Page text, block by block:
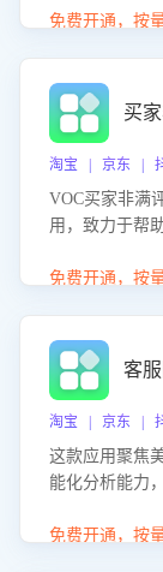
别客户情绪、
能力，阻断差
续提升。
免费开通，按
买
淘宝 | 京东 |
VOC买家非满
用，致力于帮
客服原因或其
改，有效提升
免费开通，按
客
淘宝 | 京东 |
这款应用聚焦
能化分析能力
答的有效性与
免费开通，按